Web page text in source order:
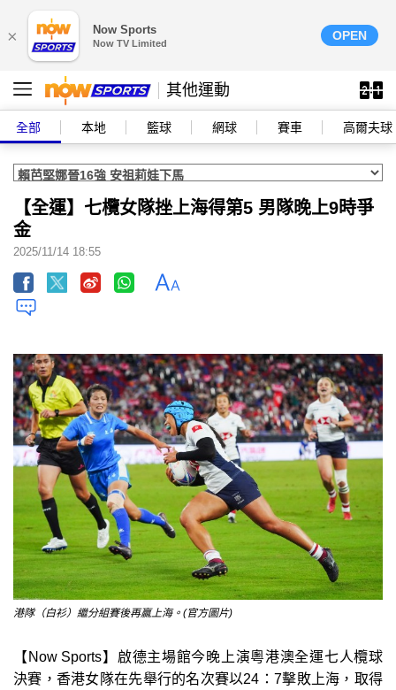
× Now Sports
Now TV Limited
OPEN
其他運動
全部 本地 籃球 網球 賽車 高爾夫球
【全運】七欖女隊挫上海得第5 男隊晚上9時爭
金
2025/11/14 18:55
港隊（白衫）繼分組賽後再贏上海。(官方圖片)
【Now Sports】啟德主場館今晚上演粵港澳全運七人欖球
決賽，香港女隊在先舉行的名次賽以24：7擊敗上海，取得